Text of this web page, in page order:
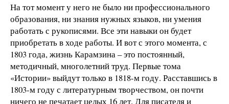
На тот момент у него не было ни профессионального
образования, ни знания нужных языков, ни умения
работать с рукописями. Все эти навыки он будет
приобретать в ходе работы. И вот с этого момента, с
1803 года, жизнь Карамзина – это постоянный,
методичный, многолетний труд. Первые тома
«Истории» выйдут только в 1818-м году. Расставшись в
1803-м году с литературным творчеством, он почти
ничего не печатает целых 16 лет. Для писателя и